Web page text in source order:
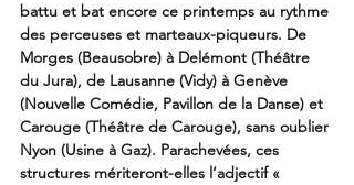
battu et bat encore ce printemps au rythme
des perceuses et marteaux-piqueurs. De
Morges (Beausobre) à Delémont (Théâtre
du Jura), de Lausanne (Vidy) à Genève
(Nouvelle Comédie, Pavillon de la Danse) et
Carouge (Théâtre de Carouge), sans oublier
Nyon (Usine à Gaz). Parachevées, ces
structures mériteront-elles l’adjectif «